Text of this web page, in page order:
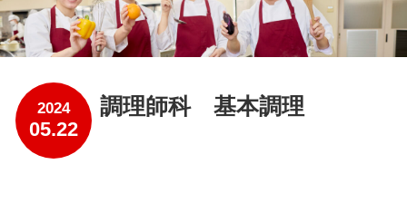
2024
05.22
調理師科 基本調理